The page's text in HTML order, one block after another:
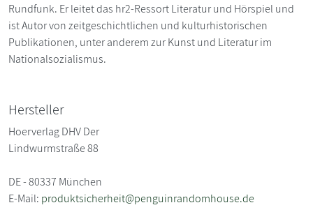
Rundfunk. Er leitet das hr2-Ressort Literatur und Hörspiel und
ist Autor von zeitgeschichtlichen und kulturhistorischen
Publikationen, unter anderem zur Kunst und Literatur im
Nationalsozialismus.
Hersteller
Hoerverlag DHV Der
Lindwurmstraße 88
DE - 80337 München
E-Mail: produktsicherheit@penguinrandomhouse.de